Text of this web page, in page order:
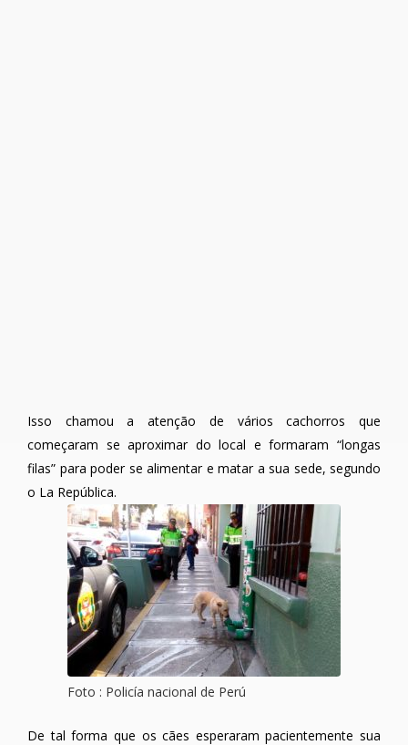
Isso chamou a atenção de vários cachorros que
começaram se aproximar do local e formaram “longas
filas” para poder se alimentar e matar a sua sede, segundo
o La República.
Foto : Policía nacional de Perú
De tal forma que os cães esperaram pacientemente sua